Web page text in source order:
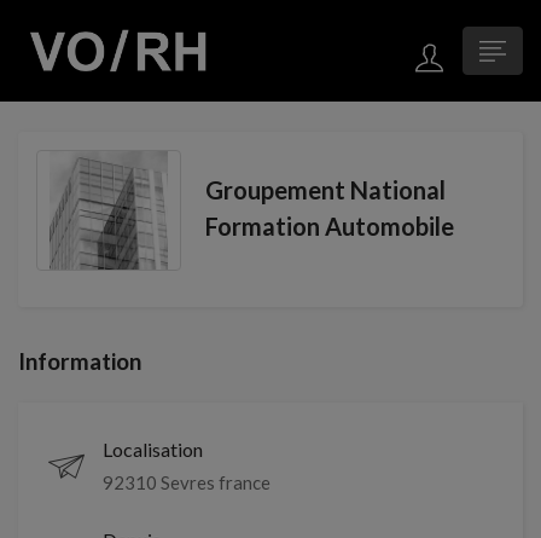
Groupement National
Formation Automobile
Information
Localisation
92310 Sevres france